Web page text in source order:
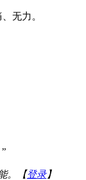
无力。
。【登录】